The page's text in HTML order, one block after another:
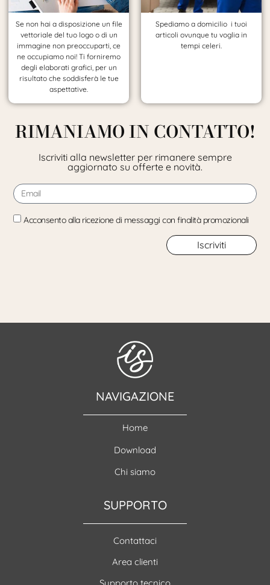
Se non hai a disposizione un file
vettoriale del tuo logo o di un
immagine non preoccuparti, ce
ne occupiamo noi! Ti forniremo
degli elaborati grafici, per un
risultato che soddisferà le tue
aspettative.
Spediamo a domicilio i tuoi
articoli ovunque tu voglia in
tempi celeri.
RIMANIAMO IN CONTATTO!
Iscriviti alla newsletter per rimanere sempre
aggiornato su offerte e novità.
Acconsento alla ricezione di messaggi con finalità promozionali
Iscriviti
NAVIGAZIONE
Home
Download
Chi siamo
SUPPORTO
Contattaci
Area clienti